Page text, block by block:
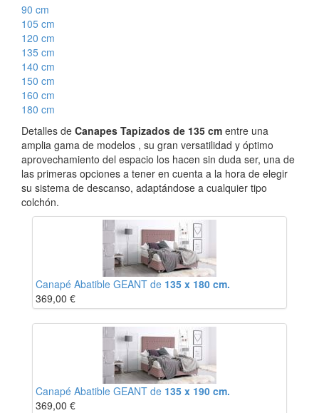
90 cm
105 cm
120 cm
135 cm
140 cm
150 cm
160 cm
180 cm
Detalles de Canapes Tapizados de 135 cm entre una
amplia gama de modelos , su gran versatilidad y óptimo
aprovechamiento del espacio los hacen sin duda ser, una de
las primeras opciones a tener en cuenta a la hora de elegir
su sistema de descanso, adaptándose a cualquier tipo
colchón.
Canapé Abatible GEANT de 135 x 180 cm.
369,00 €
Canapé Abatible GEANT de 135 x 190 cm.
369,00 €